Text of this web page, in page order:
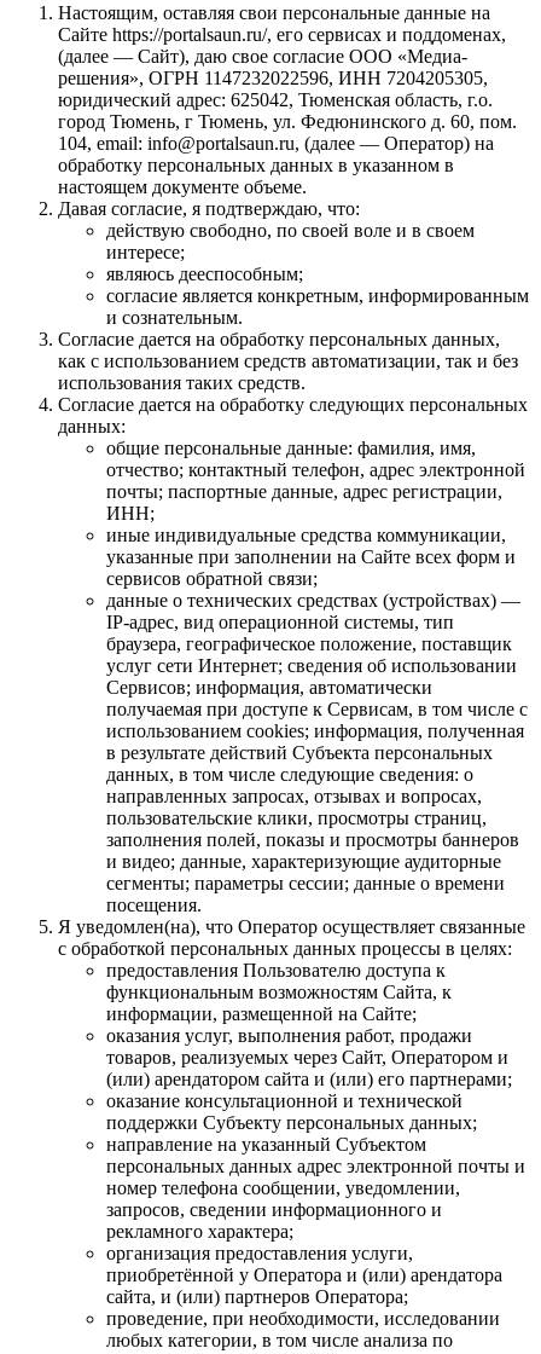
Настоящим, оставляя свои персональные данные на
Сайте https://portalsaun.ru/, его сервисах и поддоменах,
(далее — Сайт), даю свое согласие ООО «Медиа-
решения», ОГРН 1147232022596, ИНН 7204205305,
юридический адрес: 625042, Тюменская область, г.о.
город Тюмень, г Тюмень, ул. Федюнинского д. 60, пом.
104, email: info@portalsaun.ru, (далее — Оператор) на
обработку персональных данных в указанном в
настоящем документе объеме.
Давая согласие, я подтверждаю, что:
действую свободно, по своей воле и в своем
интересе;
являюсь дееспособным;
согласие является конкретным, информированным
и сознательным.
Согласие дается на обработку персональных данных,
как с использованием средств автоматизации, так и без
использования таких средств.
Согласие дается на обработку следующих персональных
данных:
общие персональные данные: фамилия, имя,
отчество; контактный телефон, адрес электронной
почты; паспортные данные, адрес регистрации,
ИНН;
иные индивидуальные средства коммуникации,
указанные при заполнении на Сайте всех форм и
сервисов обратной связи;
данные о технических средствах (устройствах) —
IP-адрес, вид операционной системы, тип
браузера, географическое положение, поставщик
услуг сети Интернет; сведения об использовании
Сервисов; информация, автоматически
получаемая при доступе к Сервисам, в том числе с
использованием cookies; информация, полученная
в результате действий Субъекта персональных
данных, в том числе следующие сведения: о
направленных запросах, отзывах и вопросах,
пользовательские клики, просмотры страниц,
заполнения полей, показы и просмотры баннеров
и видео; данные, характеризующие аудиторные
сегменты; параметры сессии; данные о времени
посещения.
Я уведомлен(на), что Оператор осуществляет связанные
с обработкой персональных данных процессы в целях:
предоставления Пользователю доступа к
функциональным возможностям Сайта, к
информации, размещенной на Сайте;
оказания услуг, выполнения работ, продажи
товаров, реализуемых через Сайт, Оператором и
(или) арендатором сайта и (или) его партнерами;
оказание консультационной и технической
поддержки Субъекту персональных данных;
направление на указанный Субъектом
персональных данных адрес электронной почты и
номер телефона сообщении, уведомлении,
запросов, сведении информационного и
рекламного характера;
организация предоставления услуги,
приобретённой у Оператора и (или) арендатора
сайта, и (или) партнеров Оператора;
проведение, при необходимости, исследовании
любых категории, в том числе анализа по